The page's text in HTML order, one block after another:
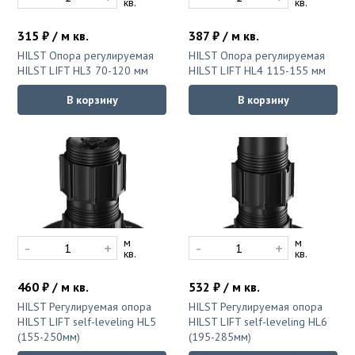
Распродажа
Фальшпол
Цветной напольный плинтус
Эксплуатируемая кровля
Клей
ПВХ плитка самоклеющаяся для стен
под камень
Плетёный винил
разноцветный
Коричневый
Красный
Однотонный
Разноцветный
С рисунком
Тёмно-серый
Фиолетовый
Черный
Премиум
Искусственная трава
Компостеры садовые
Поленницы в коробке
Тачки, тележки, сеялки
Теплицы
Уличная мебель
Гамаки
Диваны для сада и дачи
Комплекты мебели
Кресла
Мебель для кафе
Мебель из искусственного ротанга
Садовая мебель
315 ₽ / м кв.
HILST Опора регулируемая
HILST LIFT HL3 70-120 мм
В корзину
387 ₽ / м кв.
HILST Опора регулируемая
HILST LIFT HL4 115-155 мм
В корзину
460 ₽ / м кв.
HILST Регулируемая опора
HILST LIFT self-leveling HL5
(155-250мм)
- + м
кв.
532 ₽ / м кв.
HILST Регулируемая опора
HILST LIFT self-leveling HL6
(195-285мм)
- + м
кв.